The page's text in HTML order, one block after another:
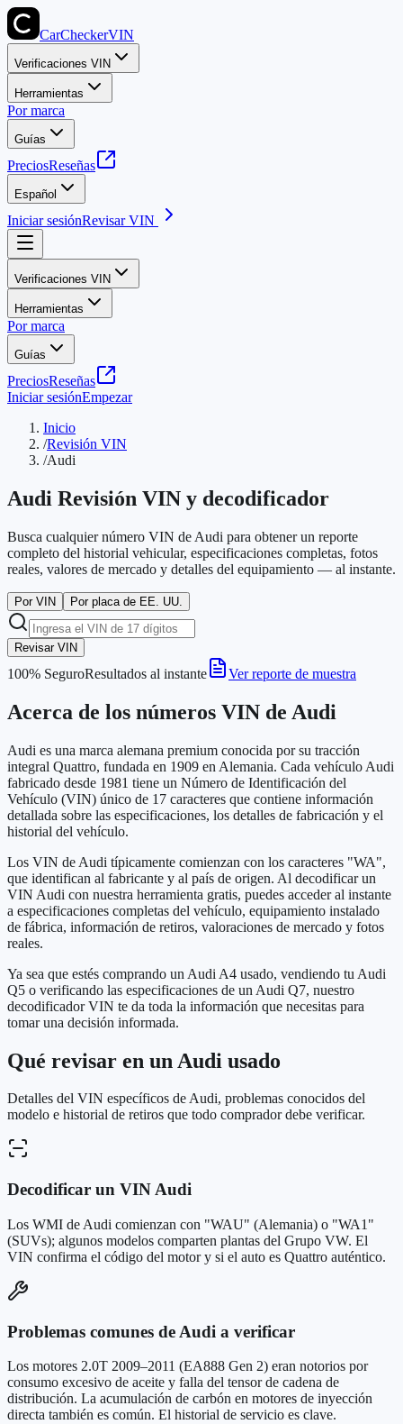
CarCheckerVIN
Verificaciones VIN
Herramientas
Por marca
Guías
PreciosReseñas
Español
Iniciar sesiónRevisar VIN
Verificaciones VIN
Herramientas
Por marca
Guías
PreciosReseñas
Iniciar sesiónEmpezar
Inicio
/Revisión VIN
/Audi
Audi Revisión VIN y decodificador
Busca cualquier número VIN de Audi para obtener un reporte
completo del historial vehicular, especificaciones completas, fotos
reales, valores de mercado y detalles del equipamiento — al instante.
Por VIN Por placa de EE. UU.
Revisar VIN
100% SeguroResultados al instante Ver reporte de muestra
Acerca de los números VIN de Audi
Audi es una marca alemana premium conocida por su tracción
integral Quattro, fundada en 1909 en Alemania. Cada vehículo Audi
fabricado desde 1981 tiene un Número de Identificación del
Vehículo (VIN) único de 17 caracteres que contiene información
detallada sobre las especificaciones, los detalles de fabricación y el
historial del vehículo.
Los VIN de Audi típicamente comienzan con los caracteres "WA",
que identifican al fabricante y al país de origen. Al decodificar un
VIN Audi con nuestra herramienta gratis, puedes acceder al instante
a especificaciones completas del vehículo, equipamiento instalado
de fábrica, información de retiros, valoraciones de mercado y fotos
reales.
Ya sea que estés comprando un Audi A4 usado, vendiendo tu Audi
Q5 o verificando las especificaciones de un Audi Q7, nuestro
decodificador VIN te da toda la información que necesitas para
tomar una decisión informada.
Qué revisar en un Audi usado
Detalles del VIN específicos de Audi, problemas conocidos del
modelo e historial de retiros que todo comprador debe verificar.
Decodificar un VIN Audi
Los WMI de Audi comienzan con "WAU" (Alemania) o "WA1"
(SUVs); algunos modelos comparten plantas del Grupo VW. El
VIN confirma el código del motor y si el auto es Quattro auténtico.
Problemas comunes de Audi a verificar
Los motores 2.0T 2009–2011 (EA888 Gen 2) eran notorios por
consumo excesivo de aceite y falla del tensor de cadena de
distribución. La acumulación de carbón en motores de inyección
directa también es común. El historial de servicio es clave.